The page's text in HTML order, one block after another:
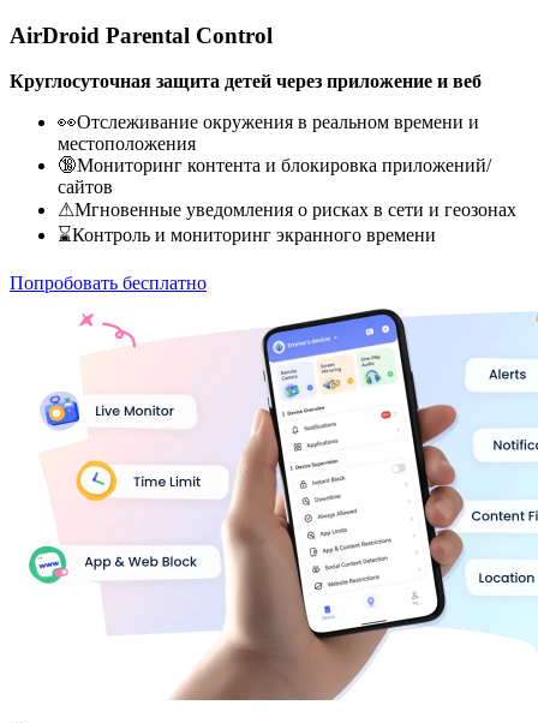
AirDroid Parental Control
Круглосуточная защита детей через приложение и веб
👀Отслеживание окружения в реальном времени и
местоположения
🔞Мониторинг контента и блокировка приложений/
сайтов
⚠Мгновенные уведомления о рисках в сети и геозонах
⌛Контроль и мониторинг экранного времени
Попробовать бесплатно